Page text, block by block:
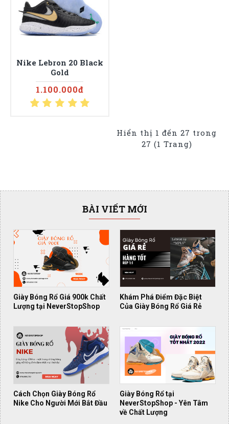
Nike Lebron 20 Black
Gold
1.100.000đ
Hiển thị 1 đến 27 trong
27 (1 Trang)
BÀI VIẾT MỚI
Giày Bóng Rổ Giá 900k Chất
Lượng tại NeverStopShop
Khám Phá Điểm Đặc Biệt
Của Giày Bóng Rổ Giá Rẻ
Cách Chọn Giày Bóng Rổ
Nike Cho Người Mới Bắt Đầu
Giày Bóng Rổ tại
NeverStopShop - Yên Tâm
về Chất Lượng